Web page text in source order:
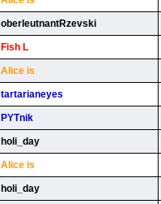
oberleutnantRzevski
Fish L
Alice is
tartarianeyes
PYTnik
holi_day
Alice is
holi_day